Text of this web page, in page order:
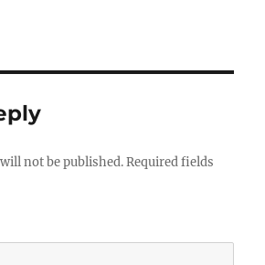
not be published. Required fields